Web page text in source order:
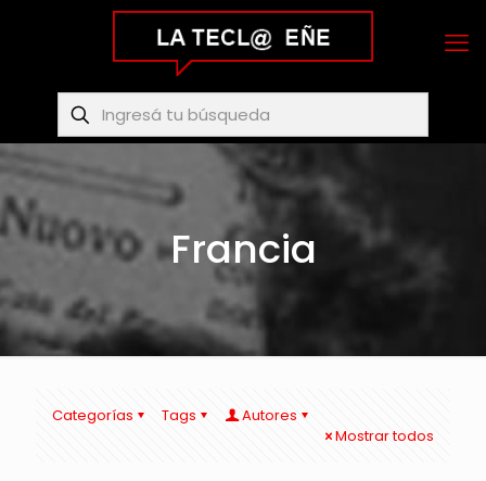
Francia
Categorías Tags
Autores
Mostrar todos